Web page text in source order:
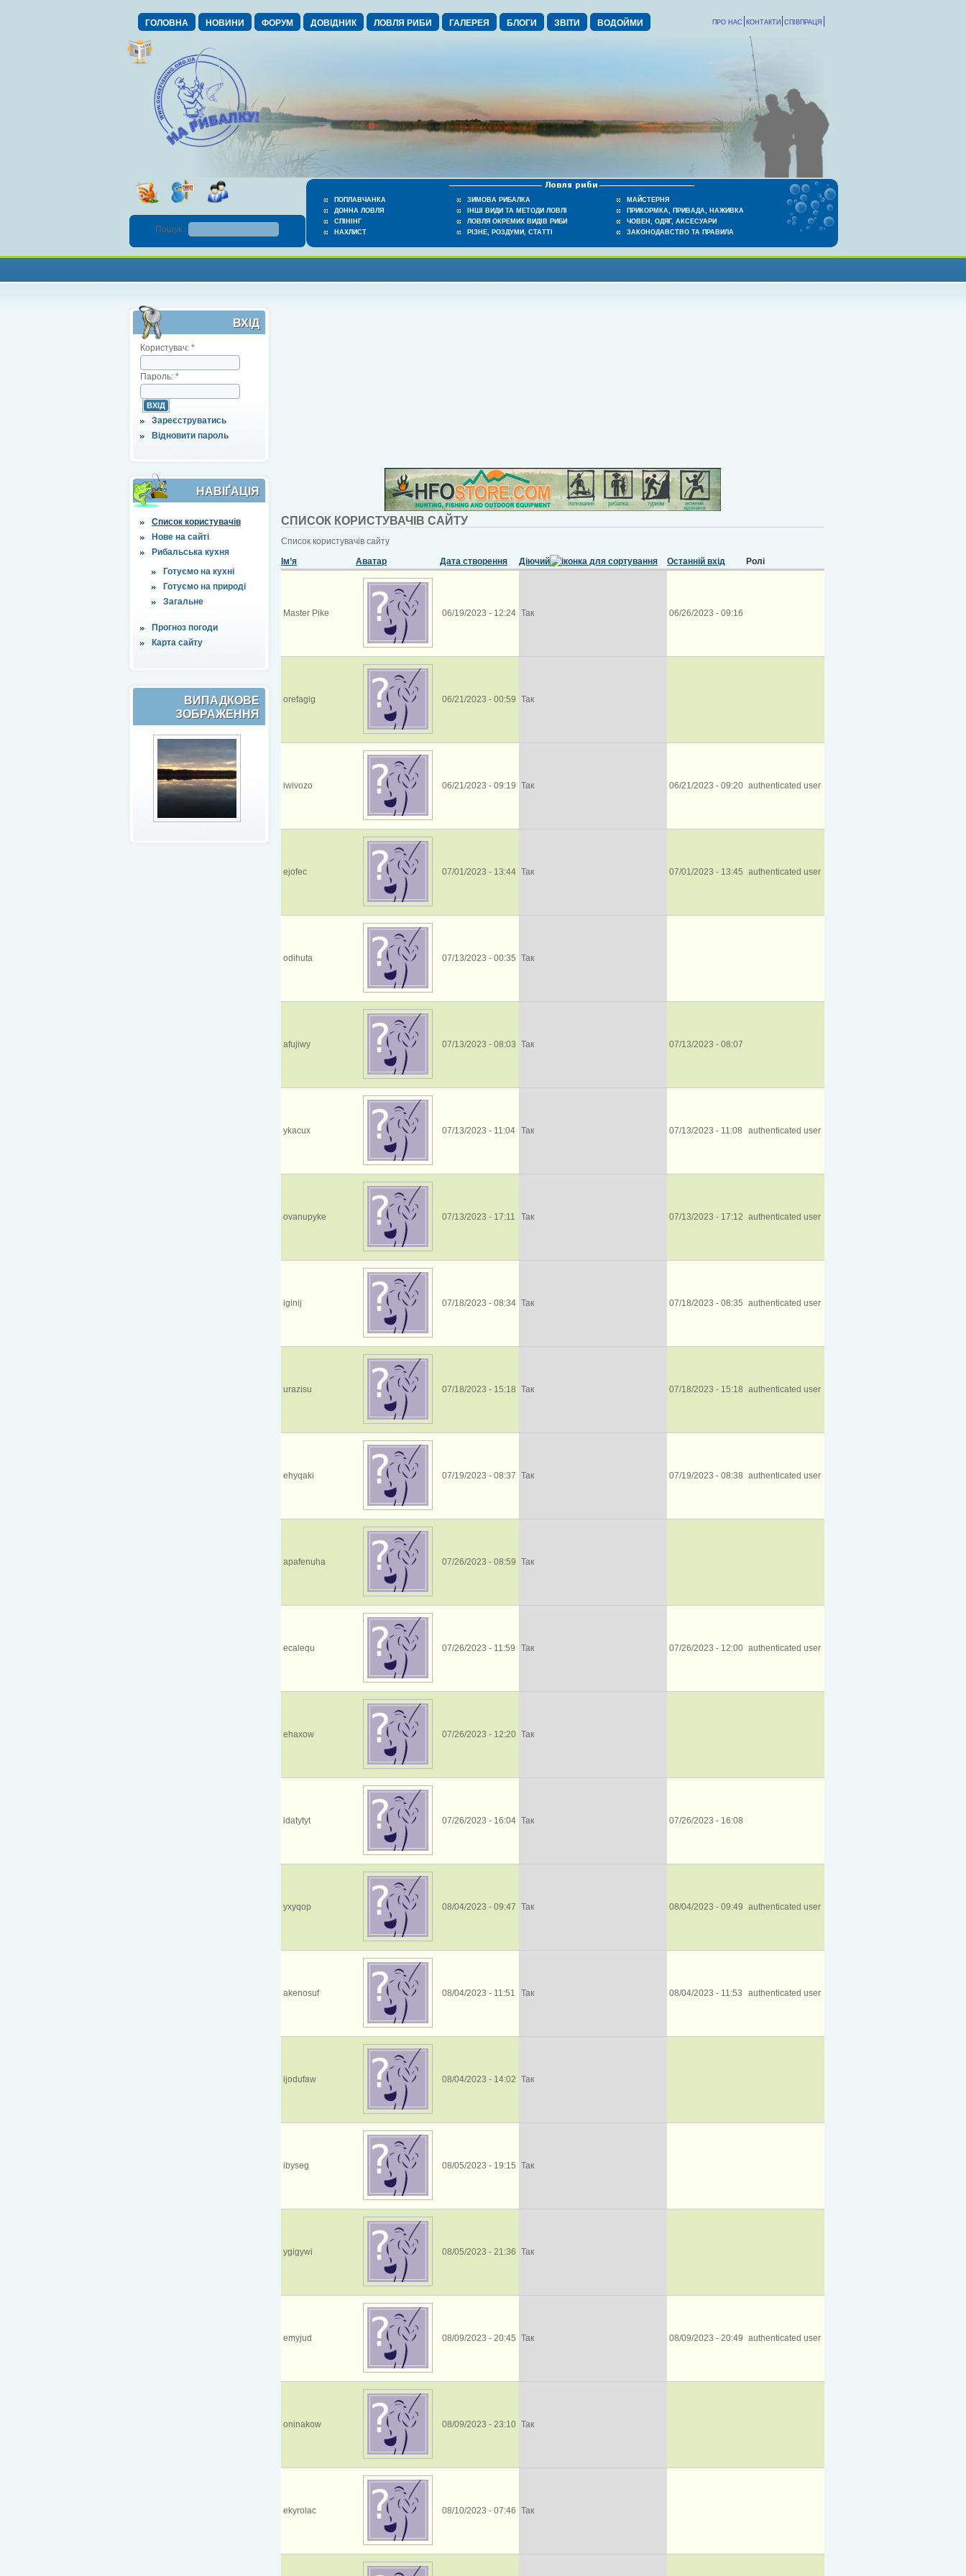
ГОЛОВНА НОВИНИ ФОРУМ ДОВІДНИК ЛОВЛЯ РИБИ ГАЛЕРЕЯ БЛОГИ ЗВІТИ ВОДОЙМИ СПІВПРАЦЯ
КОНТАКТИ
ПРО НАС
ПОПЛАВЧАНКА
ДОННА ЛОВЛЯ
СПІНІНГ
НАХЛИСТ
ЗИМОВА РИБАЛКА
ІНШІ ВИДИ ТА МЕТОДИ ЛОВЛІ
ЛОВЛЯ ОКРЕМИХ ВИДІВ РИБИ
РІЗНЕ, РОЗДУМИ, СТАТТІ
МАЙСТЕРНЯ
ПРИКОРМКА, ПРИВАДА, НАЖИВКА
ЧОВЕН, ОДЯГ, АКСЕСУАРИ
ЗАКОНОДАВСТВО ТА ПРАВИЛА
Пошук :
ВХІД
Користувач: *
Пароль: *
Зареєструватись
Відновити пароль
НАВІҐАЦІЯ
Список користувачів
Нове на сайті
Рибальська кухня
Готуємо на кухні
Готуємо на природі
Загальне
Прогноз погоди
Карта сайту
ВИПАДКОВЕ
ЗОБРАЖЕННЯ
СПИСОК КОРИСТУВАЧІВ САЙТУ
Список користувачів сайту
Ім’я
Аватар Дата створення Діючий Останній вхід Ролі
Master Pike 06/19/2023 - 12:24 Так 06/26/2023 - 09:16
orefagig 06/21/2023 - 00:59 Так
iwivozo 06/21/2023 - 09:19 Так 06/21/2023 - 09:20 authenticated user
ejofec 07/01/2023 - 13:44 Так 07/01/2023 - 13:45 authenticated user
odihuta 07/13/2023 - 00:35 Так
afujiwy 07/13/2023 - 08:03 Так 07/13/2023 - 08:07
ykacux 07/13/2023 - 11:04 Так 07/13/2023 - 11:08 authenticated user
ovanupyke 07/13/2023 - 17:11 Так 07/13/2023 - 17:12 authenticated user
iginij 07/18/2023 - 08:34 Так 07/18/2023 - 08:35 authenticated user
urazisu 07/18/2023 - 15:18 Так 07/18/2023 - 15:18 authenticated user
ehyqaki 07/19/2023 - 08:37 Так 07/19/2023 - 08:38 authenticated user
apafenuha 07/26/2023 - 08:59 Так
ecalequ 07/26/2023 - 11:59 Так 07/26/2023 - 12:00 authenticated user
ehaxow 07/26/2023 - 12:20 Так
idatytyt 07/26/2023 - 16:04 Так 07/26/2023 - 16:08
yxyqop 08/04/2023 - 09:47 Так 08/04/2023 - 09:49 authenticated user
akenosuf 08/04/2023 - 11:51 Так 08/04/2023 - 11:53 authenticated user
ijodufaw 08/04/2023 - 14:02 Так
ibyseg 08/05/2023 - 19:15 Так
ygigywi 08/05/2023 - 21:36 Так
emyjud 08/09/2023 - 20:45 Так 08/09/2023 - 20:49 authenticated user
oninakow 08/09/2023 - 23:10 Так
ekyrolac 08/10/2023 - 07:46 Так